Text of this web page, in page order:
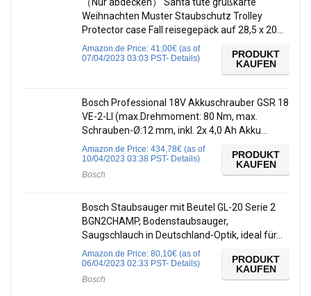
Weihnachten Muster Staubschutz Trolley
Protector case Fall reisegepäck auf 28,5 x 20…
Amazon.de Price: 41,00€ (as of
07/04/2023 03:03 PST- Details)
PRODUKT
KAUFEN
Bosch Professional 18V Akkuschrauber GSR 18
VE-2-LI (max.Drehmoment: 80 Nm, max.
Schrauben-Ø:12 mm, inkl. 2x 4,0 Ah Akku…
Amazon.de Price: 434,78€ (as of
10/04/2023 03:38 PST- Details)
Bosch
PRODUKT
KAUFEN
Bosch Staubsauger mit Beutel GL-20 Serie 2
BGN2CHAMP, Bodenstaubsauger,
Saugschlauch in Deutschland-Optik, ideal für…
Amazon.de Price: 80,10€ (as of
06/04/2023 02:33 PST- Details)
Bosch
PRODUKT
KAUFEN